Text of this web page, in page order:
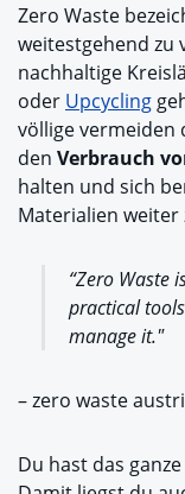
Zero Waste
weitestgehend zu
nachhaltige
oder Upcycling
völlige vermeiden
den Verbrauch
halten und sich
Materialien weiter
“Zero Waste
practical
manage it."
– zero waste
Du hast das